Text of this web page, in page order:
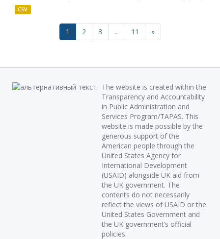
CSV
1 2 3 ... 11 »
The website is created within the
Transparency and Accountability
in Public Administration and
Services Program/TAPAS. This
website is made possible by the
generous support of the
American people through the
United States Agency for
International Development
(USAID) alongside UK aid from
the UK government. The
contents do not necessarily
reflect the views of USAID or the
United States Government and
the UK government’s official
policies.